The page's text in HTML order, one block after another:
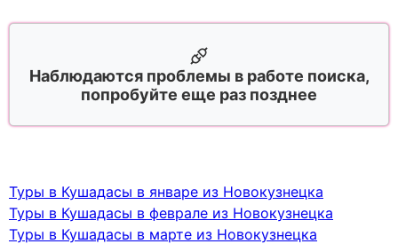
Наблюдаются проблемы в работе поиска,
попробуйте еще раз позднее
Туры в Кушадасы в январе из Новокузнецка
Туры в Кушадасы в феврале из Новокузнецка
Туры в Кушадасы в марте из Новокузнецка